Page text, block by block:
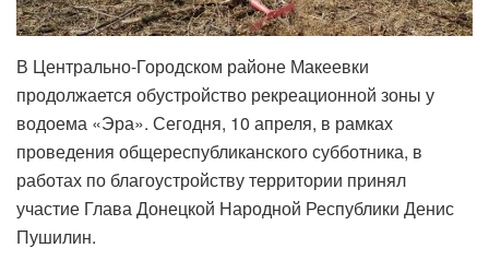
В Центрально-Городском районе Макеевки
продолжается обустройство рекреационной зоны у
водоема «Эра». Сегодня, 10 апреля, в рамках
проведения общереспубликанского субботника, в
работах по благоустройству территории принял
участие Глава Донецкой Народной Республики Денис
Пушилин.